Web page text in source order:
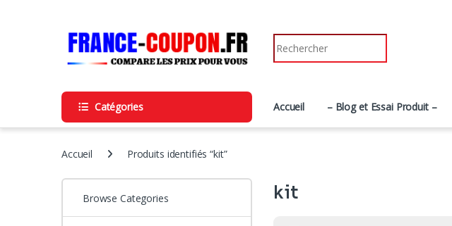
Search for:
Catégories Accueil – Blog et Essai Produit –
Accueil Produits identifiés “kit”
kit
Browse Categories